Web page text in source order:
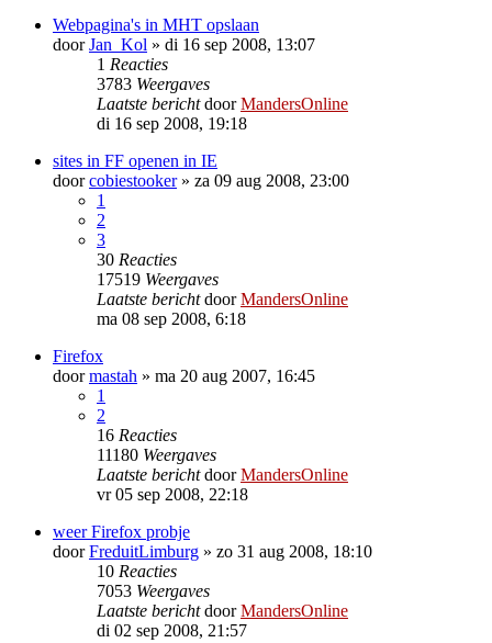
Webpagina's in MHT opslaan
doorJan_Kol » di 16 sep 2008, 13:07
1 Reacties
3783 Weergaves
Laatste berichtdoorMandersOnline
di 16 sep 2008, 19:18
sites in FF openen in IE
doorcobiestooker» za 09 aug 2008, 23:00
1
2
3
30 Reacties
17519 Weergaves
Laatste berichtdoorMandersOnline
ma 08 sep 2008, 6:18
Firefox
doormastah » ma 20 aug 2007, 16:45
1
2
16 Reacties
11180 Weergaves
Laatste berichtdoorMandersOnline
vr 05 sep 2008, 22:18
weer Firefox probje
doorFreduitLimburg » zo 31 aug 2008, 18:10
10 Reacties
7053 Weergaves
Laatste berichtdoorMandersOnline
di 02 sep 2008, 21:57